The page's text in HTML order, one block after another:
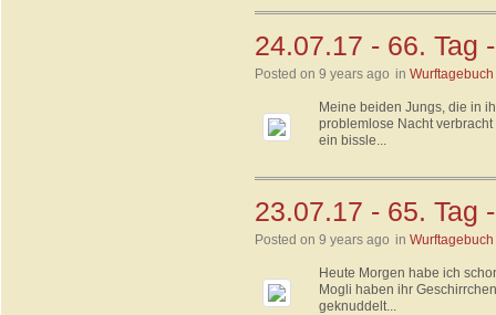
24.07.17 - 66. Tag
Posted on 9 years ago in
Meine beiden Jungs, die in
problemlose Nacht
ein bissle...
23.07.17 - 65. Tag
Posted on 9 years ago in
Heute Morgen habe ich
Mogli haben ihr
geknuddelt...